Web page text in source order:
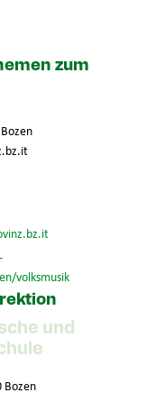
zum
volksmusik
und
Bozen